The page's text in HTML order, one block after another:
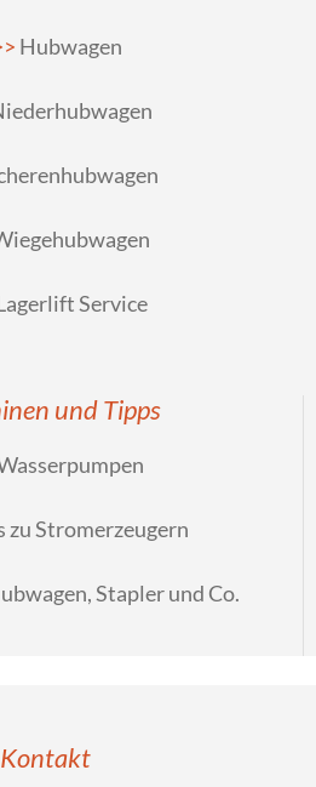
Hubwagen
Service
und Tipps
zu Stromerzeugern
Stapler und Co.
Kontakt